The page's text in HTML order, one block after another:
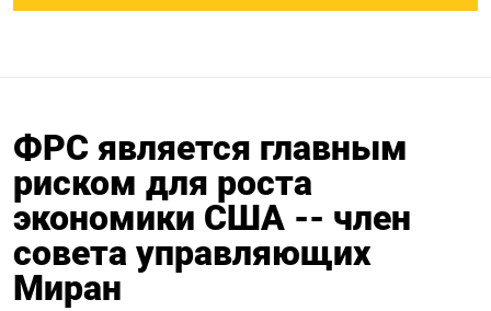
ФРС является главным
риском для роста
экономики США -- член
совета управляющих
Миран